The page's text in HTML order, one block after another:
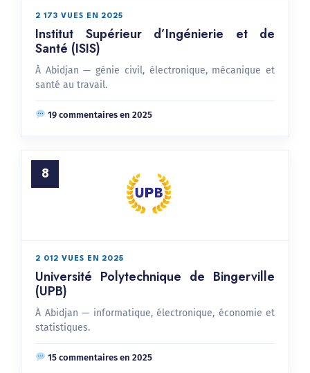
2 173 VUES EN 2025
Institut Supérieur d’Ingénierie et de
Santé (ISIS)
À Abidjan — génie civil, électronique, mécanique et
santé au travail.
19 commentaires en 2025
8
2 012 VUES EN 2025
Université Polytechnique de Bingerville
(UPB)
À Abidjan — informatique, électronique, économie et
statistiques.
15 commentaires en 2025